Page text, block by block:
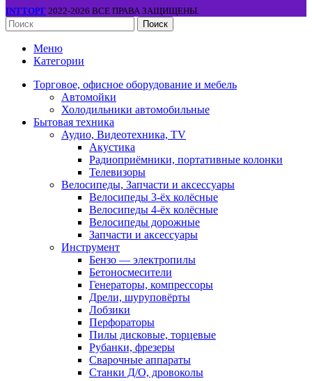
INTТОРГ 2022-2026 ВСЕ ПРАВА ЗАЩИЩЕНЫ.
Поиск
Меню
Категории
Торговое, офисное оборудование и мебель
Автомойки
Холодильники автомобильные
Бытовая техника
Аудио, Видеотехника, TV
Акустика
Радиоприёмники, портативные колонки
Телевизоры
Велосипеды, Запчасти и аксессуары
Велосипеды 3-ёх колёсные
Велосипеды 4-ёх колёсные
Велосипеды дорожные
Запчасти и аксессуары
Инструмент
Бензо — электропилы
Бетоносмесители
Генераторы, компрессоры
Дрели, шуруповёрты
Лобзики
Перфораторы
Пилы дисковые, торцевые
Рубанки, фрезеры
Сварочные аппараты
Станки Д/О, дровоколы